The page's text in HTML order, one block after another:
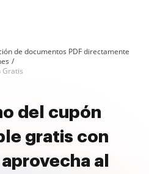
de documentos PDF directamente
Gratis
del cupón
gratis con
al